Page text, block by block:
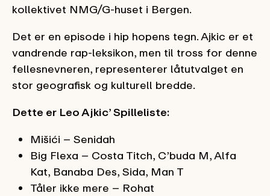
kollektivet NMG/G-huset i Bergen.
Det er en episode i hip hopens tegn. Ajkic er et
vandrende rap-leksikon, men til tross for denne
fellesnevneren, representerer låtutvalget en
stor geografisk og kulturell bredde.
Dette er Leo Ajkic’ Spilleliste:
Mišići – Senidah
Big Flexa – Costa Titch, C’buda M, Alfa
Kat, Banaba Des, Sida, Man T
Tåler ikke mere – Rohat